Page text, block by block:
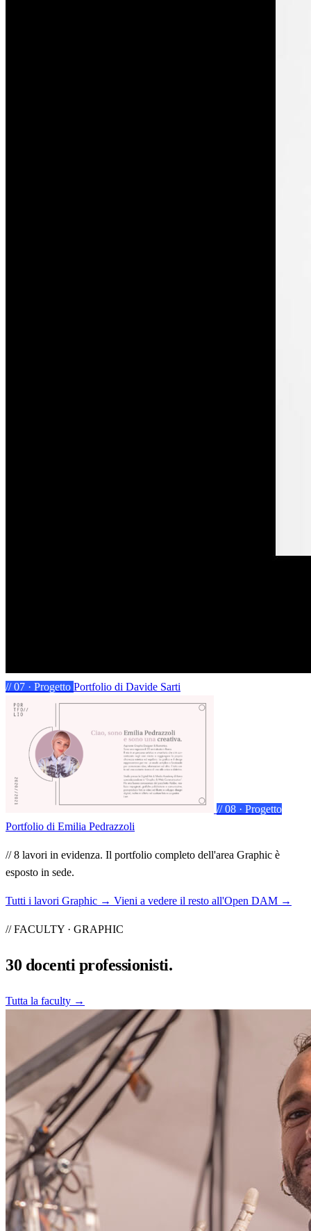
// 07 · Progetto Portfolio di Davide Sarti
// 08 · Progetto
Portfolio di Emilia Pedrazzoli
// 8 lavori in evidenza. Il portfolio completo dell'area Graphic è
esposto in sede.
Tutti i lavori Graphic → Vieni a vedere il resto all'Open DAM →
// FACULTY · GRAPHIC
30 docenti professionisti.
Tutta la faculty →